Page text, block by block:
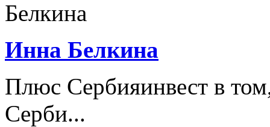
Инна Белкина
Плюс Сербияинвест в
Серби...